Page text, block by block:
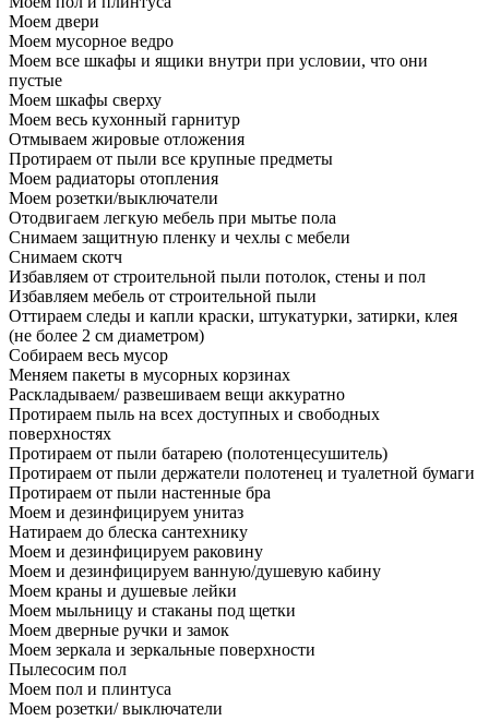
Моем двери
Моем мусорное ведро
Моем все шкафы и ящики внутри при условии, что они
пустые
Моем шкафы сверху
Моем весь кухонный гарнитур
Отмываем жировые отложения
Протираем от пыли все крупные предметы
Моем радиаторы отопления
Моем розетки/выключатели
Отодвигаем легкую мебель при мытье пола
Снимаем защитную пленку и чехлы с мебели
Снимаем скотч
Избавляем от строительной пыли потолок, стены и пол
Избавляем мебель от строительной пыли
Оттираем следы и капли краски, штукатурки, затирки, клея
(не более 2 см диаметром)
Собираем весь мусор
Меняем пакеты в мусорных корзинах
Раскладываем/ развешиваем вещи аккуратно
Протираем пыль на всех доступных и свободных
поверхностях
Протираем от пыли батарею (полотенцесушитель)
Протираем от пыли держатели полотенец и туалетной бумаги
Протираем от пыли настенные бра
Моем и дезинфицируем унитаз
Натираем до блеска сантехнику
Моем и дезинфицируем раковину
Моем и дезинфицируем ванную/душевую кабину
Моем краны и душевые лейки
Моем мыльницу и стаканы под щетки
Моем дверные ручки и замок
Моем зеркала и зеркальные поверхности
Пылесосим пол
Моем пол и плинтуса
Моем розетки/ выключатели